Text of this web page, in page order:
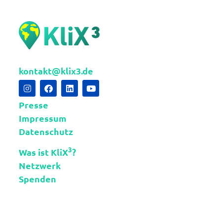
kontakt@klix3.de
Presse
Impressum
Datenschutz
Was ist KliX3?
Netzwerk
Spenden